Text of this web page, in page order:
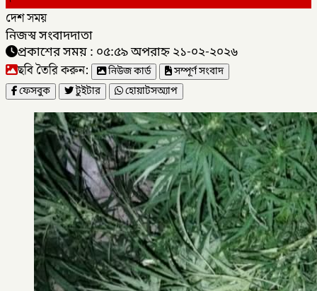
দেশ সময়
নিজস্ব সংবাদদাতা
প্রকাশের সময় : ০৫:৫৯ অপরাহ্ন ২১-০২-২০২৬
ছবি তৈরি করুন: নিউজ কার্ড
সম্পূর্ণ সংবাদ
ফেসবুক
টুইটার হোয়াটসঅ্যাপ